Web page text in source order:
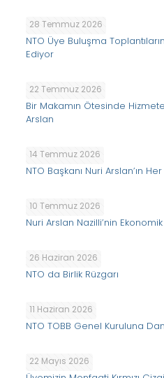
28 Temmuz 2026
NTO Üye Buluşma
Ediyor
22 Temmuz 2026
Bir Makamın Ötesinde
Arslan
14 Temmuz 2026
NTO Başkanı Nuri Arslan’ın
10 Temmuz 2026
Nuri Arslan Nazilli’nin
26 Haziran 2026
NTO da Birlik Rüzgarı
11 Haziran 2026
NTO TOBB Genel Kuruluna
22 Mayıs 2026